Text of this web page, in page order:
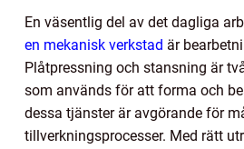
En väsentlig del av det dagliga
en mekanisk verkstad är
Plåtpressning och stansning är
som används för att forma och
dessa tjänster är avgörande för
tillverkningsprocesser. Med rätt